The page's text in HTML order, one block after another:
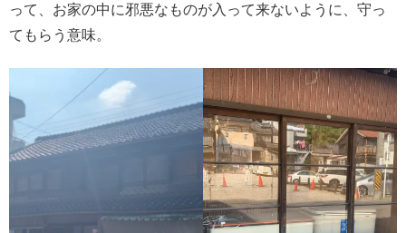
って、お家の中に邪悪なものが入って来ないように、守っ
てもらう意味。